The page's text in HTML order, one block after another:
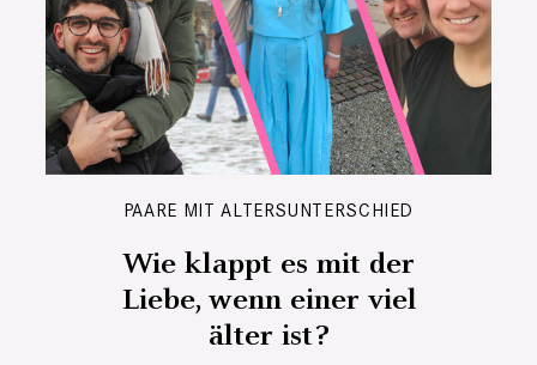
PAARE MIT ALTERSUNTERSCHIED
Wie klappt es mit der
Liebe, wenn einer viel
älter ist?